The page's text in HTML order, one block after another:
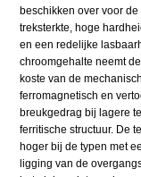
beschikken over voor
treksterkte, hoge
en een redelijke
chroomgehalte neemt
koste van de
ferromagnetisch en
breukgedrag bij lagere
ferritische structuur. De
hoger bij de typen met
ligging van de